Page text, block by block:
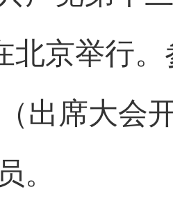
北京举行
出席大会